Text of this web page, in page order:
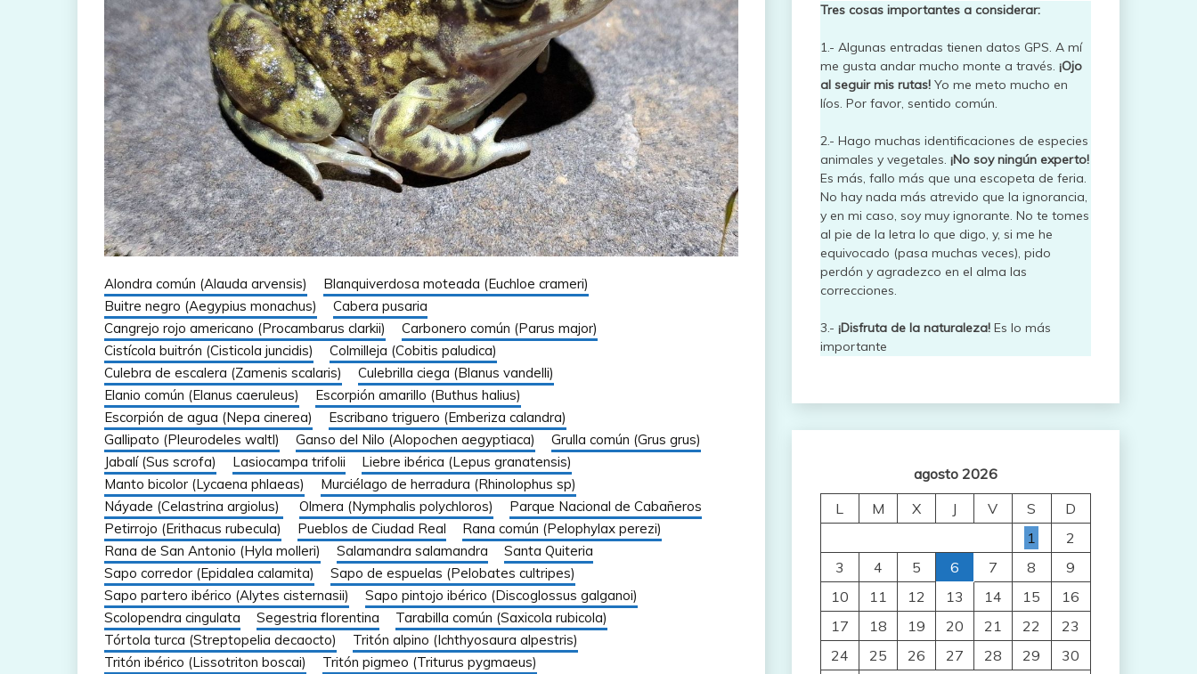
Alondra común (Alauda arvensis)
Blanquiverdosa moteada (Euchloe crameri)
Buitre negro (Aegypius monachus)
Cabera pusaria
Cangrejo rojo americano (Procambarus clarkii)
Carbonero común (Parus major)
Cistícola buitrón (Cisticola juncidis)
Colmilleja (Cobitis paludica)
Culebra de escalera (Zamenis scalaris)
Culebrilla ciega (Blanus vandelli)
Elanio común (Elanus caeruleus)
Escorpión amarillo (Buthus halius)
Escorpión de agua (Nepa cinerea)
Escribano triguero (Emberiza calandra)
Gallipato (Pleurodeles waltl)
Ganso del Nilo (Alopochen aegyptiaca)
Grulla común (Grus grus)
Jabalí (Sus scrofa)
Lasiocampa trifolii
Liebre ibérica (Lepus granatensis)
Manto bicolor (Lycaena phlaeas)
Murciélago de herradura (Rhinolophus sp)
Náyade (Celastrina argiolus)
Olmera (Nymphalis polychloros)
Parque Nacional de Cabañeros
Petirrojo (Erithacus rubecula)
Pueblos de Ciudad Real
Rana común (Pelophylax perezi)
Rana de San Antonio (Hyla molleri)
Salamandra salamandra
Santa Quiteria
Sapo corredor (Epidalea calamita)
Sapo de espuelas (Pelobates cultripes)
Sapo partero ibérico (Alytes cisternasii)
Sapo pintojo ibérico (Discoglossus galganoi)
Scolopendra cingulata
Segestria florentina
Tarabilla común (Saxicola rubicola)
Tórtola turca (Streptopelia decaocto)
Tritón alpino (Ichthyosaura alpestris)
Tritón ibérico (Lissotriton boscai)
Tritón pigmeo (Triturus pygmaeus)
Tres cosas importantes a considerar:
1.- Algunas entradas tienen datos GPS. A mí
me gusta andar mucho monte a través. ¡Ojo
al seguir mis rutas!Yo me meto mucho en
líos. Por favor, sentido común.
2.- Hago muchas identificaciones de especies
animales y vegetales. ¡No soy ningún experto!
Es más, fallo más que una escopeta de feria.
No hay nada más atrevido que la ignorancia,
y en mi caso, soy muy ignorante. No te tomes
al pie de la letra lo que digo, y, si me he
equivocado (pasa muchas veces), pido
perdón y agradezco en el alma las
correcciones.
3.- ¡Disfruta de la naturaleza!Es lo más
importante
agosto 2026
L
M X J V S
D
1
2
3
4 5 6 7 8
9
10
11 12 13 14 15
16
17
18 19 20 21 22
23
24
25 26 27 28 29
30